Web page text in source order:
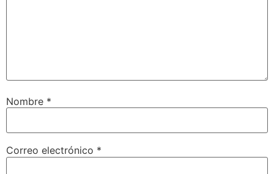
Nombre *
Correo electrónico *